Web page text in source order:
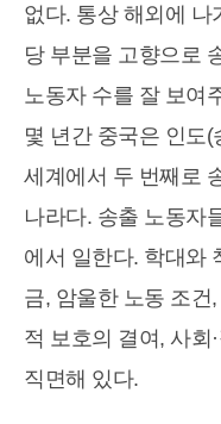
없다. 통상 해외에 나
당 부분을 고향으로
노동자 수를 잘 보여
몇 년간 중국은 인도(
세계에서 두 번째로
나라다. 송출 노동자
에서 일한다. 학대와
금, 암울한 노동 조건
적 보호의 결여, 사회
직면해 있다.